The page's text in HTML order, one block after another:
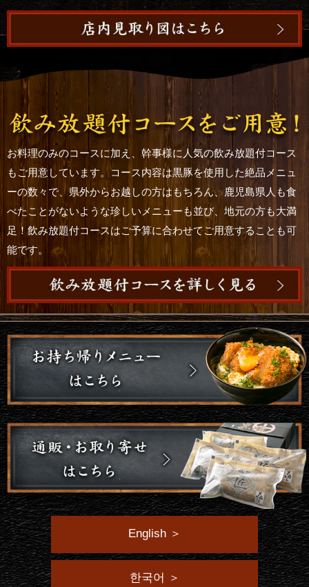
お料理のみのコースに加え、幹事様に人気の飲み放題付コース
もご用意しています。コース内容は黒豚を使用した絶品メニュ
ーの数々で、県外からお越しの方はもちろん、鹿児島県人も食
べたことがないような珍しいメニューも並び、地元の方も大満
足！飲み放題付コースはご予算に合わせてご用意することも可
能です。
English ＞
한국어 ＞